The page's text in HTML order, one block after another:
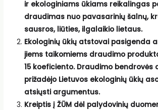
ir ekologiniams ūkiams reikalingas
draudimas nuo pavasarinių šalnų,
sausros, liūties, ilgalaikio lietaus.
Ekologinių ūkių atstovai pasigenda
jiems taikomiems draudimo
15 koeficiento. Draudimo bendrovės
prižadėjo Lietuvos ekologinių ūkių
atsiųsti argumentus.
Kreiptis į ŽŪM dėl palydovinių